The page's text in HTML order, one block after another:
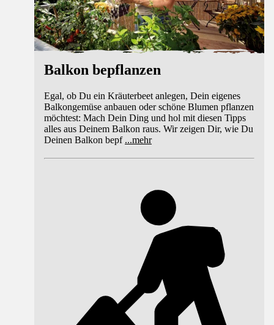
Balkon bepflanzen
Egal, ob Du ein Kräuterbeet anlegen, Dein eigenes
Balkongemüse anbauen oder schöne Blumen pflanzen
möchtest: Mach Dein Ding und hol mit diesen Tipps
alles aus Deinem Balkon raus. Wir zeigen Dir, wie Du
Deinen Balkon bepf ...mehr